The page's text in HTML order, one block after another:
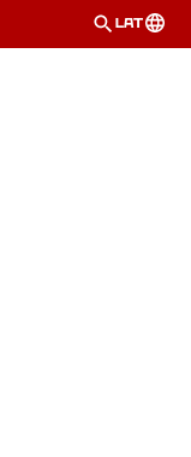
LAT